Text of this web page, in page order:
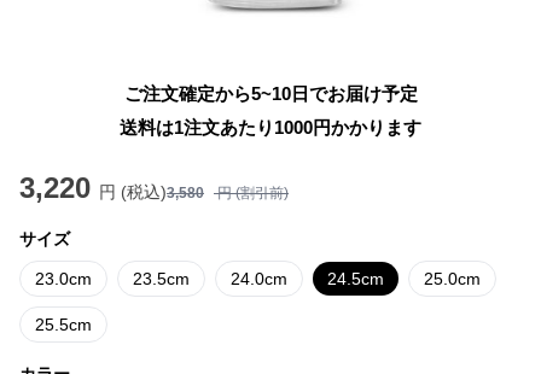
ご注文確定から5~10日でお届け予定
送料は1注文あたり 1000円かかります
3,220 円 (税込)3,580 円 (割引前)
サイズ
23.0cm 23.5cm 24.0cm 24.5cm 25.0cm
25.5cm